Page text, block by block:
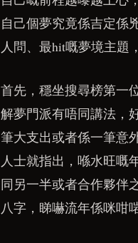
自己個夢究竟係吉定係
人問、最hit嘅夢境主題
首先，穩坐搜尋榜第一
解夢門派有唔同講法，
筆大支出或者係一筆意
人士就指出，喺水旺嘅
同另一半或者合作夥伴
八字，睇嚇流年係咪咁